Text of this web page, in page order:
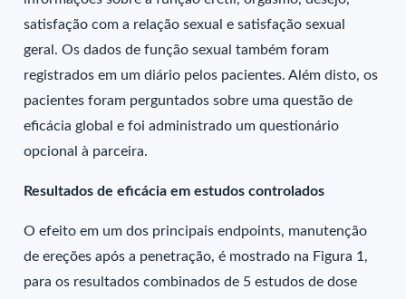
satisfação com a relação sexual e satisfação sexual
geral. Os dados de função sexual também foram
registrados em um diário pelos pacientes. Além disto, os
pacientes foram perguntados sobre uma questão de
eficácia global e foi administrado um questionário
opcional à parceira.
Resultados de eficácia em estudos controlados
O efeito em um dos principais endpoints, manutenção
de ereções após a penetração, é mostrado na Figura 1,
para os resultados combinados de 5 estudos de dose